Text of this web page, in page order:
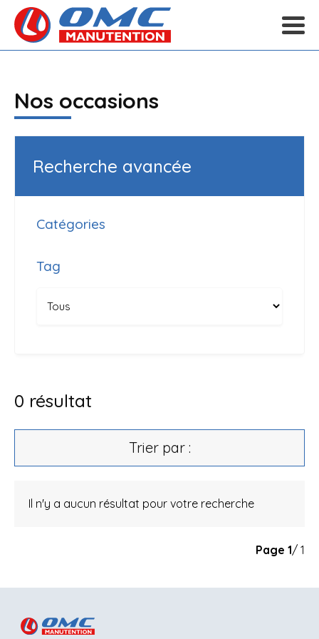
Nos occasions
Recherche avancée
Catégories
Tag
0 résultat
Trier par :
Il n'y a aucun résultat pour votre recherche
Page 1/ 1